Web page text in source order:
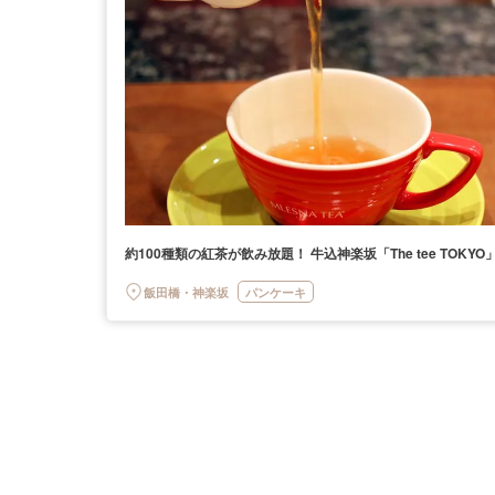
約100種類の紅茶が飲み放題！ 牛込神楽坂「The tee TOKYO
飯田橋・神楽坂 パンケーキ